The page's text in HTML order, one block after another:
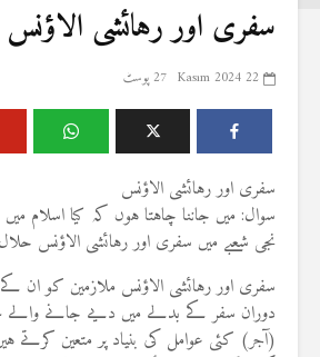
سفری اور رہائشی الاؤنس
22 Kasım 2024 27 پوسٹ
سفری اور رہائشی الاؤنس
سوال: میں جاننا چاہتا ہوں کہ کیا اسلام
نجی شعبے میں سفری اور رہائشی الاؤنس
سفری اور رہائشی الاؤنس ملازمین کو ان
دوران سفر کے بدلے میں دیے جانے والے
(آجر) کئی عوامل کی بنیاد پر متعین کرتے